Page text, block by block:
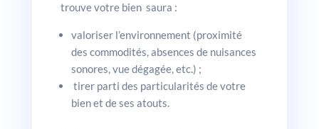
trouve votre bien saura :
valoriser l’environnement (proximité
des commodités, absences de nuisances
sonores, vue dégagée, etc.) ;
tirer parti des particularités de votre
bien et de ses atouts.